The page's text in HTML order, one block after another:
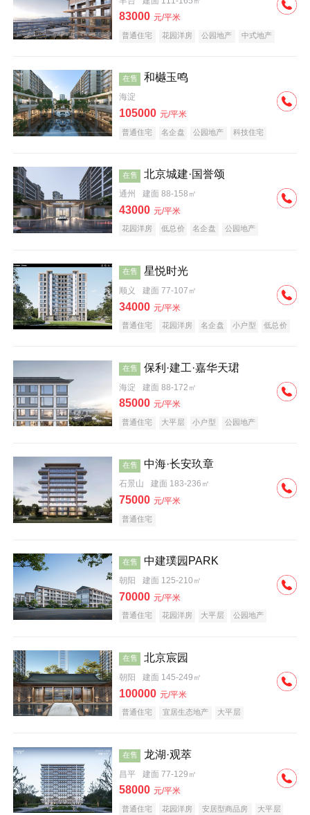
83000 元/平米
普通住宅 花园洋房 公园地产
中式地产
在售 和樾玉鸣
海淀
105000 元/平米
普通住宅 名企盘 公园地产 科技住宅
在售 北京城建·国誉颂
通州 建面 88-158㎡
43000 元/平米
花园洋房 低总价 名企盘 公园地产
在售 星悦时光
顺义 建面 77-107㎡
34000 元/平米
普通住宅 花园洋房 名企盘 小户型 低总价
在售 保利·建工·嘉华天珺
海淀 建面 88-172㎡
85000 元/平米
普通住宅 大平层 小户型
公园地产
在售 中海·长安玖章
石景山 建面 183-236㎡
75000 元/平米
普通住宅
在售 中建璞园PARK
朝阳 建面 125-210㎡
70000 元/平米
普通住宅 花园洋房 大平层
公园地产
在售 北京宸园
朝阳 建面 145-249㎡
100000 元/平米
普通住宅 宜居生态地产 大平层
在售 龙湖·观萃
昌平 建面 77-129㎡
58000 元/平米
普通住宅 花园洋房 安居型商品房
大平层